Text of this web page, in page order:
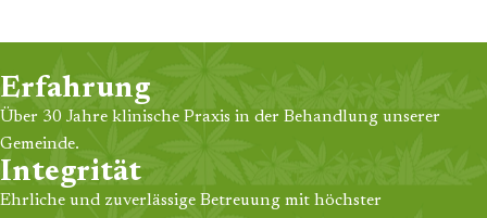
Erfahrung
Über 30 Jahre klinische Praxis in der Behandlung unserer
Gemeinde.
Integrität
Ehrliche und zuverlässige Betreuung mit höchster